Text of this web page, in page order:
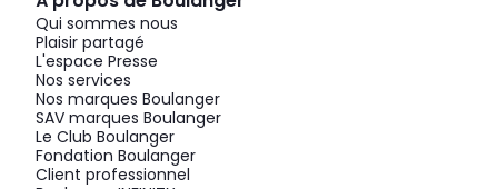
Qui sommes nous
Plaisir partagé
L'espace Presse
Nos services
Nos marques Boulanger
SAV marques Boulanger
Le Club Boulanger
Fondation Boulanger
Client professionnel